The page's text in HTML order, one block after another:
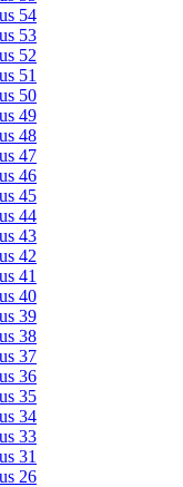
54
53
52
51
50
49
48
47
46
45
44
43
42
41
40
39
38
37
36
35
34
33
31
26